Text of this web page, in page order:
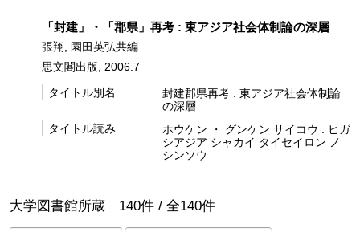
「封建」・「郡県」再考 : 東アジア社会体制論の深層
張翔, 園田英弘共編
思文閣出版, 2006.7
タイトル別名
封建郡県再考 : 東アジア社会体制論
の深層
タイトル読み
ホウケン ・ グンケン サイコウ : ヒガ
シアジア シャカイ タイセイロン ノ
シンソウ
大学図書館所蔵 140件 / 全140件